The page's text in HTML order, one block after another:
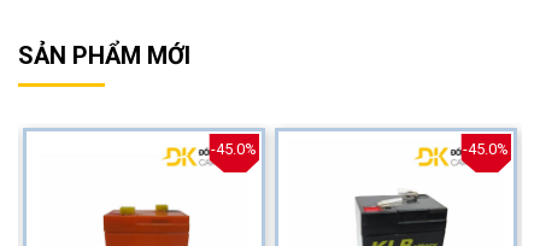
SẢN PHẨM MỚI
-45.0% -45.0%